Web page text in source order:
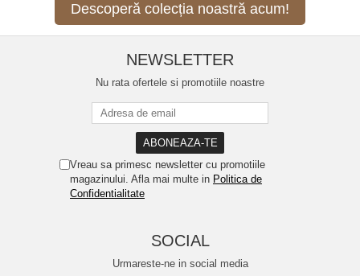
Descoperă colecția noastră acum!
NEWSLETTER
Nu rata ofertele si promotiile noastre
Vreau sa primesc newsletter cu promotiile
magazinului. Afla mai multe in Politica de
Confidentialitate
SOCIAL
Urmareste-ne in social media